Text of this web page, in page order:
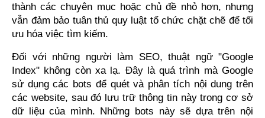
thành các chuyên mục hoặc chủ đề nhỏ hơn, nhưng
vẫn đảm bảo tuân thủ quy luật tổ chức chặt chẽ để tối
ưu hóa việc tìm kiếm.
Đối với những người làm SEO, thuật ngữ "Google
Index" không còn xa lạ. Đây là quá trình mà Google
sử dụng các bots để quét và phân tích nội dung trên
các website, sau đó lưu trữ thông tin này trong cơ sở
dữ liệu của mình. Những bots này sẽ dựa trên nội